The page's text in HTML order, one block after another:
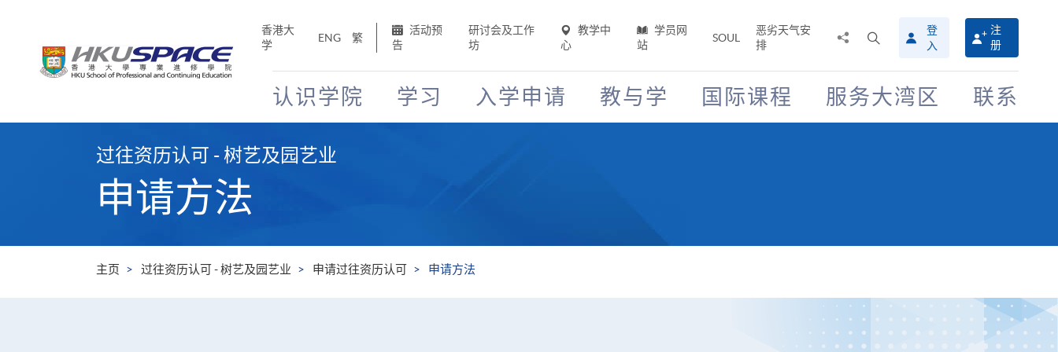
香港大
学
ENG 繁
活动预
告
研讨会及工作
坊
教学中
心
学员网
站
SOUL
恶劣天气安
排
搜
寻
介
面
登
入
注
册
认识学院 学习 入学申请 教与学 国际课程 服务大湾区 联系
过往资历认可 - 树艺及园艺业
申请方法
主页 过往资历认可 - 树艺及园艺业 申请过往资历认可 申请方法